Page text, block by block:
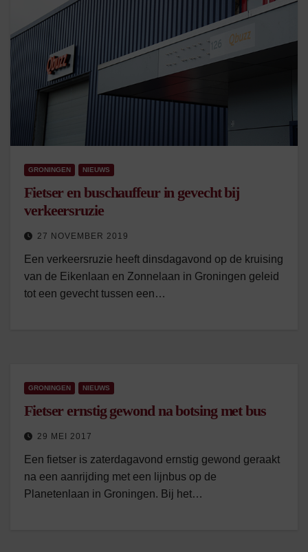
GRONINGEN NIEUWS
Fietser en buschauffeur in gevecht bij
verkeersruzie
27 NOVEMBER 2019
Een verkeersruzie heeft dinsdagavond op de kruising
van de Eikenlaan en Zonnelaan in Groningen geleid
tot een gevecht tussen een…
GRONINGEN NIEUWS
Fietser ernstig gewond na botsing met bus
29 MEI 2017
Een fietser is zaterdagavond ernstig gewond geraakt
na een aanrijding met een lijnbus op de
Planetenlaan in Groningen. Bij het…